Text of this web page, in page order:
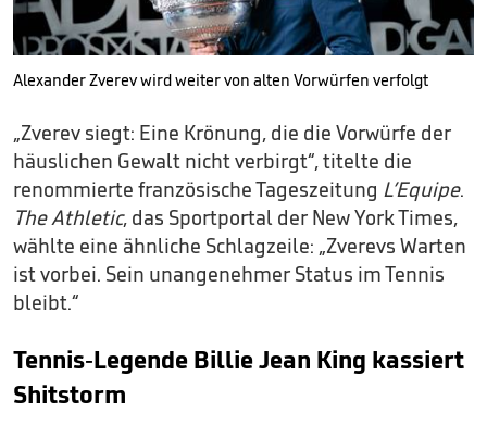
Alexander Zverev wird weiter von alten Vorwürfen verfolgt
„Zverev siegt: Eine Krönung, die die Vorwürfe der
häuslichen Gewalt nicht verbirgt“, titelte die
renommierte französische Tageszeitung L’Equipe.
The Athletic, das Sportportal der New York Times,
wählte eine ähnliche Schlagzeile: „Zverevs Warten
ist vorbei. Sein unangenehmer Status im Tennis
bleibt.“
Tennis-Legende Billie Jean King kassiert
Shitstorm